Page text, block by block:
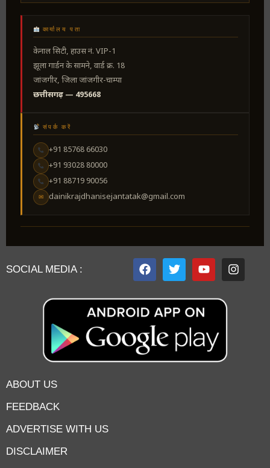
कार्यालय पता
केनाल सिटी, हाउस नं. VIP-1
झूला गार्डन के सामने, वार्ड क्र. 18
जांजगीर, जिला जांजगीर-चाम्पा
छत्तीसगढ़ — 495668
संपर्क करें
+91 85768 66030
+91 93028 80000
+91 88719 90056
✉ dainikrajdhanisejantatak@gmail.com
SOCIAL MEDIA :
ABOUT US
FEEDBACK
ADVERTISE WITH US
DISCLAIMER